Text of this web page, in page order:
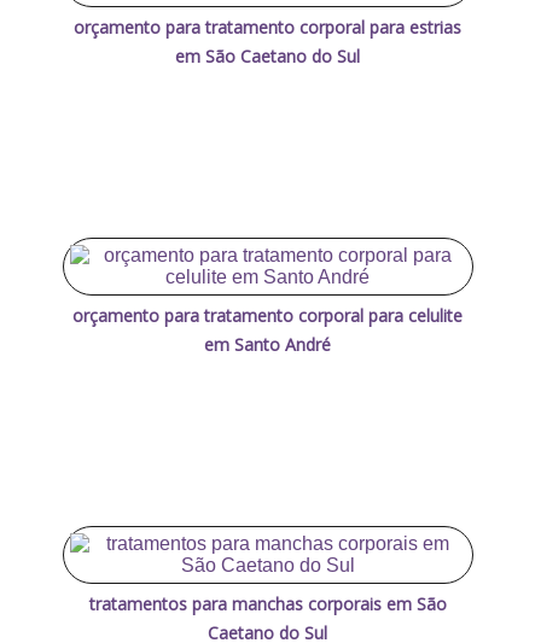
orçamento para tratamento corporal para estrias
em São Caetano do Sul
orçamento para tratamento corporal para celulite
em Santo André
tratamentos para manchas corporais em São
Caetano do Sul